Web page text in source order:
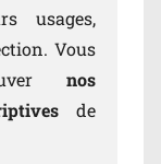
usages,
Vous
nos
de